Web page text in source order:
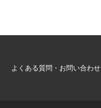
よくある質問・お問い合わせ